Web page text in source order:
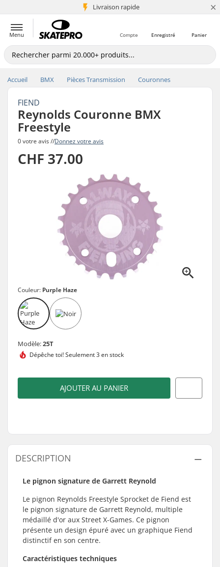
Livraison rapide
+5 mio de clients ×
Menu Panier
Enregistré
Compte
Accueil BMX Pièces Transmission Couronnes
FIEND
Reynolds Couronne BMX
Freestyle
0 votre avis //Donnez votre avis
CHF 37.00
Couleur: Purple Haze
Modèle:25T
Dépêche toi!Seulement 3 en stock
AJOUTER AU PANIER
DESCRIPTION
Le pignon signature de Garrett Reynold
Le pignon Reynolds Freestyle Sprocket de Fiend est
le pignon signature de Garrett Reynold, multiple
médaillé d'or aux Street X-Games. Ce pignon
présente un design épuré avec un graphique Fiend
distinctif en son centre.
Caractéristiques techniques